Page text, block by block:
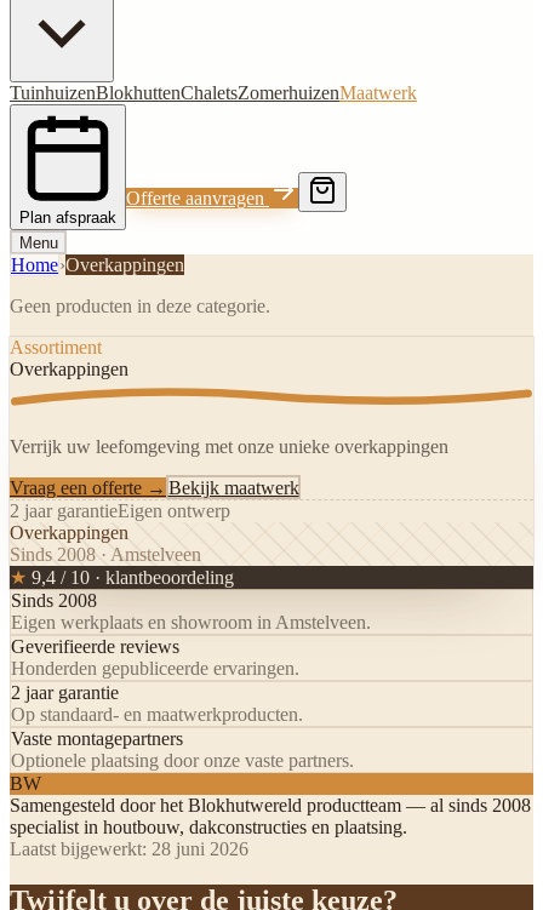
TuinhuizenBlokhuttenChaletsZomerhuizenMaatwerk
Plan afspraak
Offerte aanvragen
Menu
Home›Overkappingen
Geen producten in deze categorie.
Assortiment
Overkappingen
Verrijk uw leefomgeving met onze unieke overkappingen
Vraag een offerte → Bekijk maatwerk
2 jaar garantieEigen ontwerp
Overkappingen
Sinds 2008 · Amstelveen
★ 9,4 / 10 · klantbeoordeling
Sinds 2008
Eigen werkplaats en showroom in Amstelveen.
Geverifieerde reviews
Honderden gepubliceerde ervaringen.
2 jaar garantie
Op standaard- en maatwerkproducten.
Vaste montagepartners
Optionele plaatsing door onze vaste partners.
BW
Samengesteld door het Blokhutwereld productteam — al sinds 2008
specialist in houtbouw, dakconstructies en plaatsing.
Laatst bijgewerkt: 28 juni 2026
Twijfelt u over de juiste keuze?